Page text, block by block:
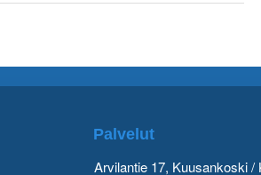
Palvelut
Arvilantie 17, Kuusankoski /